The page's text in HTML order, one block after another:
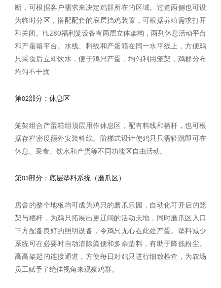
断，可根据客户需求来决定鸡群所在的区域。过道两侧也可设
为临时分区，搭配配套的底层挡鸡装置，可根据养殖需求打开
和关闭。FL280福利笼设备有两层立体架构，两列休息活动平台
和产蛋箱平台。水线、料线和产蛋箱在同一水平线上，方便鸡
只采食后立即饮水，便于鸡只产蛋，均匀利用笼架，鸡群分布
均匀不干扰
第02部分：休息区
笼架组合产蛋箱组顶层用作休息区，配有料线和栖杆，也可根
据存栏密度额外安装料线。阶梯式设计使鸡只只需轻跳即可在
休息、采食、饮水和产蛋等不同功能区自由活动。
第03部分： 底层垫料系统（磨爪区）
房舍的整个地板均可成为鸡只的磨爪乐园，自动化可开启的笼
架与栖杆，为鸡只拓展出更辽阔的活动天地，同时磨爪区入口
下方配备良好的照明设备，令鸡只无心在此处产蛋。垫料减少
系统可在必要时自动清除粪便和多余垫料，有助于降低粉尘。
高高架起的连接通道，方便每日对鸡只进行细致检查，为农场
员工赋予了绝佳视角来观察鸡群。